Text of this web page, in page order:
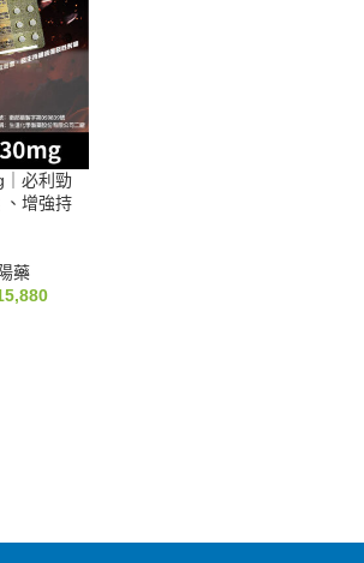
必利勁
增強持
藥